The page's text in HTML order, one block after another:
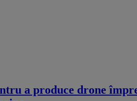
a produce drone